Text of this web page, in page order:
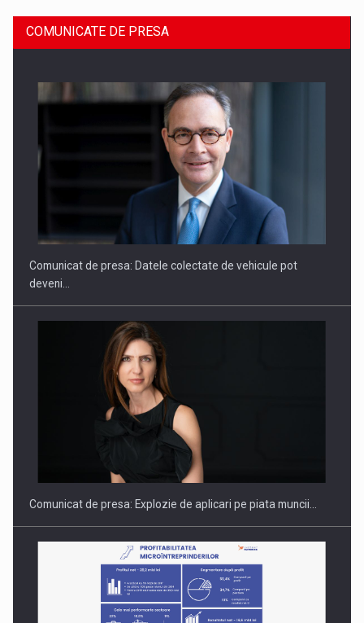
ROOTED IN ROMANIA, BUILT TO DELIVER TECHNOLOGY FOR
PUTTING ROMANIAN CORPORATE COMPANIES ON THE
INTERNATIONAL BUSINESS SCENE
COMUNICATE DE PRESA
Comunicat de presa: Datele colectate de vehicule pot
deveni…
Comunicat de presa: Explozie de aplicari pe piata muncii…